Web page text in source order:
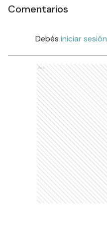
Comentarios
Debés iniciar sesión
Ads